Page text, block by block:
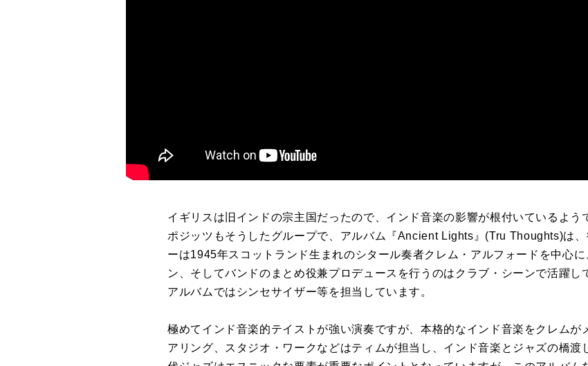
イギリスは旧インドの宗主国だったので、インド音楽の影響が根付いているよう
ポジッツもそうしたグループで、アルバム『Ancient Lights』(Tru Thoughts)は
ーは1945年スコットランド生まれのシタール奏者クレム・アルフォードを中心
ン、そしてバンドのまとめ役兼プロデュースを行うのはクラブ・シーンで活躍し
アルバムではシンセサイザー等を担当しています。
極めてインド音楽的テイストが強い演奏ですが、本格的なインド音楽をクレムが
アリング、スタジオ・ワークなどはティムが担当し、インド音楽とジャズの橋渡